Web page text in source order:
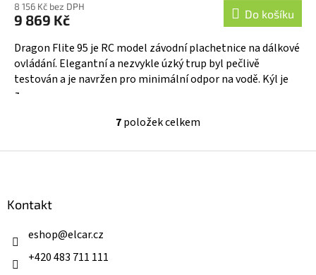
8 156 Kč bez DPH
9 869 Kč Do košíku
Dragon Flite 95 je RC model závodní plachetnice na dálkové
ovládání. Elegantní a nezvykle úzký trup byl pečlivě
testován a je navržen pro minimální odpor na vodě. Kýl je
z...
O
l
7položek celkem
Kontakt
eshop@elcar.cz
+420 483 711 111